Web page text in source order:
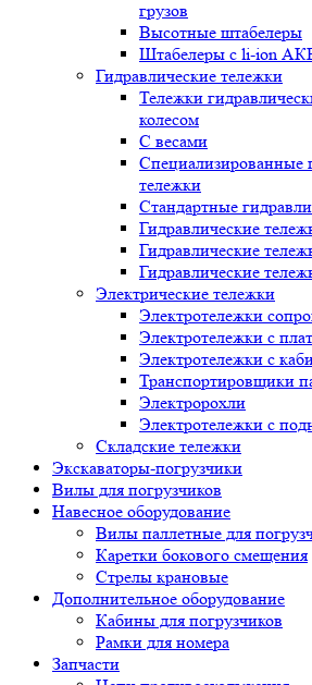
грузов
Высотные штабелеры
Штабелеры с li-ion
Гидравлические тележки
Тележки
колесом
С весами
Специализированные
тележки
Стандартные
Гидравлические
Гидравлические
Гидравлические
Электрические тележки
Электротележки
Электротележки с
Электротележки с
Транспортировщики
Электророхли
Электротележки с
Складские тележки
Экскаваторы-погрузчики
Вилы для погрузчиков
Навесное оборудование
Вилы паллетные для
Каретки бокового смещения
Стрелы крановые
Дополнительное оборудование
Кабины для погрузчиков
Рамки для номера
Запчасти